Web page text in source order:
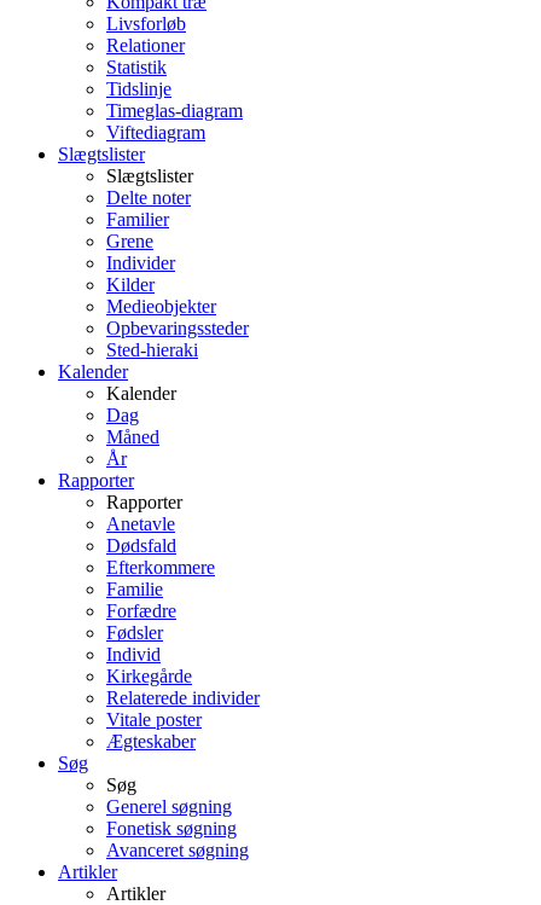
Livsforløb
Relationer
Statistik
Tidslinje
Timeglas-diagram
Viftediagram
Slægtslister
Slægtslister
Delte noter
Familier
Grene
Individer
Kilder
Medieobjekter
Opbevaringssteder
Sted-hieraki
Kalender
Kalender
Dag
Måned
År
Rapporter
Rapporter
Anetavle
Dødsfald
Efterkommere
Familie
Forfædre
Fødsler
Individ
Kirkegårde
Relaterede individer
Vitale poster
Ægteskaber
Søg
Søg
Generel søgning
Fonetisk søgning
Avanceret søgning
Artikler
Artikler